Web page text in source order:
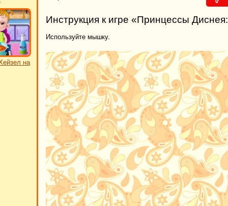
на
Инструкция к игре «Принцессы
Используйте мышку.